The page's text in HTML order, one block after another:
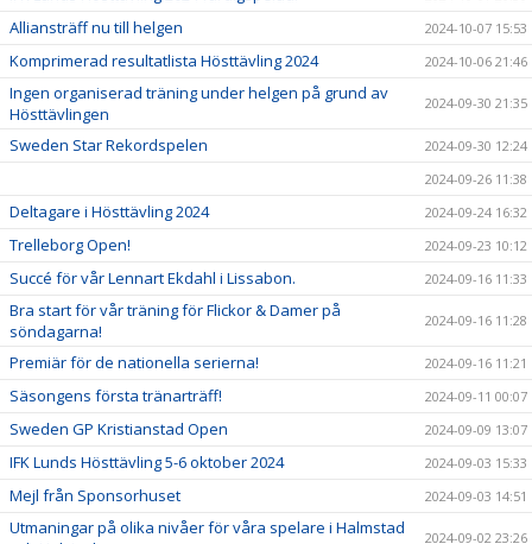
Alliansträff nu till helgen 2024-10-07 15:53
Komprimerad resultatlista Hösttävling 2024 2024-10-06 21:46
Ingen organiserad träning under helgen på grund av
Hösttävlingen
2024-09-30 21:35
Sweden Star Rekordspelen
2024-09-30 12:24
2024-09-26 11:38
Deltagare i Hösttävling 2024 2024-09-24 16:32
Trelleborg Open! 2024-09-23 10:12
Succé för vår Lennart Ekdahl i Lissabon. 2024-09-16 11:33
Bra start för vår träning för Flickor & Damer på
söndagarna!
2024-09-16 11:28
Premiär för de nationella serierna! 2024-09-16 11:21
Säsongens första tränarträff! 2024-09-11 00:07
Sweden GP Kristianstad Open 2024-09-09 13:07
IFK Lunds Hösttävling 5-6 oktober 2024 2024-09-03 15:33
Mejl från Sponsorhuset 2024-09-03 14:51
Utmaningar på olika nivåer för våra spelare i Halmstad
2024-09-02 23:26